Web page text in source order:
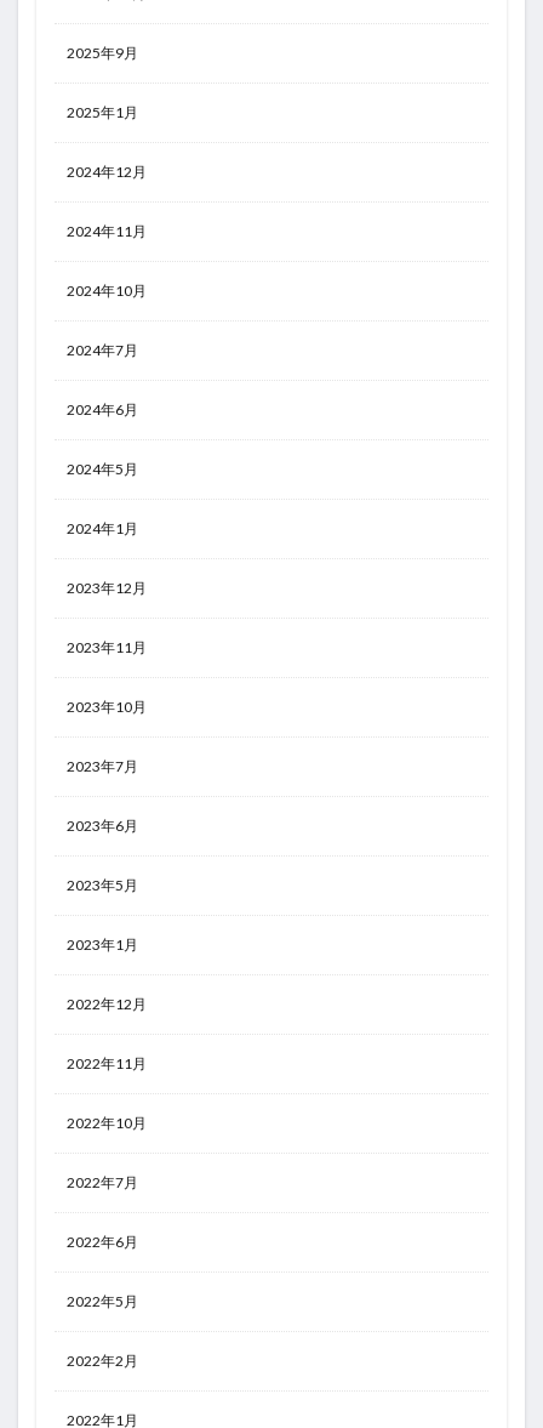
2025年9月
2025年1月
2024年12月
2024年11月
2024年10月
2024年7月
2024年6月
2024年5月
2024年1月
2023年12月
2023年11月
2023年10月
2023年7月
2023年6月
2023年5月
2023年1月
2022年12月
2022年11月
2022年10月
2022年7月
2022年6月
2022年5月
2022年2月
2022年1月